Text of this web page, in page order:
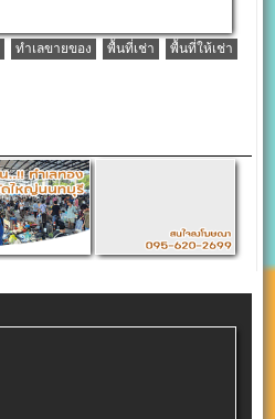
ทำเลขายของ พื้นที่เช่า
พื้นที่ให้เช่า